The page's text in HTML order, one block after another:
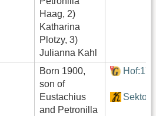
Haag, 2)
Katharina
Plotzy, 3)
Julianna Kahl
Born 1900,
son of
Eustachius
and Petronilla
Hof:172
Sektor2